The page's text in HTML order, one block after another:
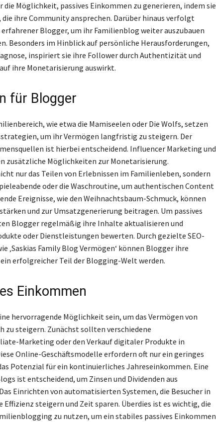
Möglichkeit, passives Einkommen zu generieren, indem sie
ihre Community ansprechen. Darüber hinaus verfolgt
Blogger, um ihr Familienblog weiter auszubauen
Besonders im Hinblick auf persönliche Herausforderungen,
inspiriert sie ihre Follower durch Authentizität und
ihre Monetarisierung auswirkt.
für Blogger
wie etwa die Mamiseelen oder Die Wolfs, setzen
um ihr Vermögen langfristig zu steigern. Der
ist hierbei entscheidend. Influencer Marketing und
zusätzliche Möglichkeiten zur Monetarisierung.
nur das Teilen von Erlebnissen im Familienleben, sondern
oder die Waschroutine, um authentischen Content
Ereignisse, wie den Weihnachtsbaum-Schmuck, können
und zur Umsatzgenerierung beitragen. Um passives
Blogger regelmäßig ihre Inhalte aktualisieren und
oder Dienstleistungen bewerten. Durch gezielte SEO-
‚Saskias Family Blog Vermögen‘ können Blogger ihre
erfolgreicher Teil der Blogging-Welt werden.
Einkommen
hervorragende Möglichkeit sein, um das Vermögen von
zu steigern. Zunächst sollten verschiedene
Marketing oder den Verkauf digitaler Produkte in
Online-Geschäftsmodelle erfordern oft nur ein geringes
Potenzial für ein kontinuierliches Jahreseinkommen. Eine
ist entscheidend, um Zinsen und Dividenden aus
Einrichten von automatisierten Systemen, die Besucher in
Effizienz steigern und Zeit sparen. Überdies ist es wichtig, die
zu nutzen, um ein stabiles passives Einkommen